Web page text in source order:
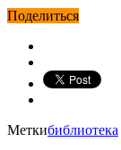
Поделиться
Меткибиблиотека